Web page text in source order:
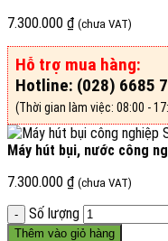
7.300.000 ₫ (chưa VAT)
Hỗ trợ mua hàng:
Hotline: (028) 6685
(Thời gian làm việc: 08:00 -
Máy hút bụi, nước công
7.300.000 ₫ (chưa VAT)
Số lượng
Thêm vào giỏ hàng